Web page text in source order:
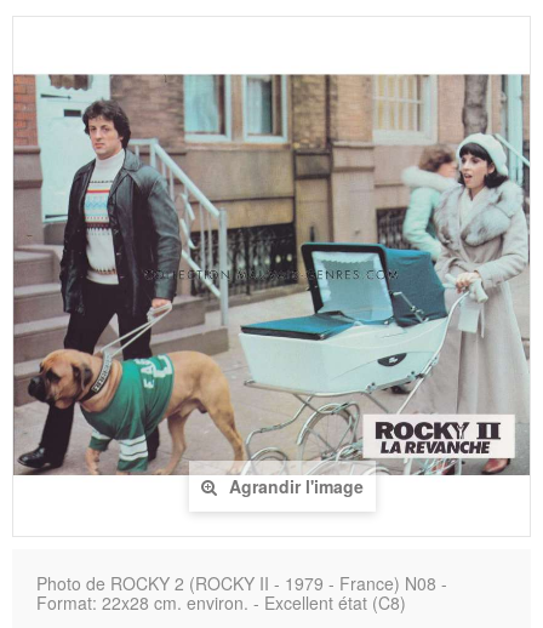
Agrandir l'image
Photo de ROCKY 2 (ROCKY II - 1979 - France) N08 -
Format: 22x28 cm. environ. - Excellent état (C8)